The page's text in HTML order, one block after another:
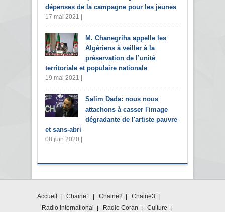
dépenses de la campagne pour les jeunes
17 mai 2021 |
M. Chanegriha appelle les
Algériens à veiller à la
préservation de l’unité
territoriale et populaire nationale
19 mai 2021 |
Salim Dada: nous nous
attachons à casser l'image
dégradante de l'artiste pauvre
et sans-abri
08 juin 2020 |
Accueil Chaine1 Chaine2
Chaine3
Radio International
Radio Coran Culture